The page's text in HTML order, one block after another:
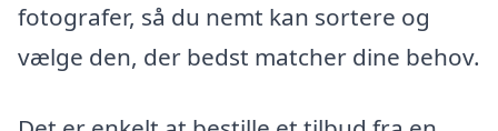
fotografer, så du nemt kan sortere og
vælge den, der bedst matcher dine behov.